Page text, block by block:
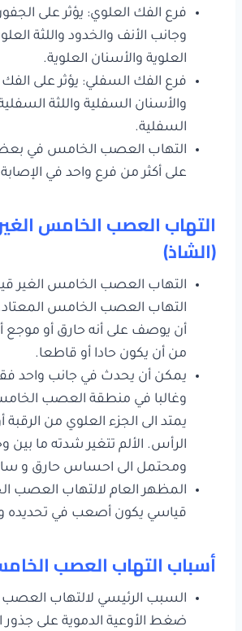
فرع الفك العلوي: يؤثر على
وجانب الأنف والخدود واللثة
العلوية والأسنان العلوية.
فرع الفك السفلي: يؤثر على
والأسنان السفلية واللثة
السفلية.
التهاب العصب الخامس في بعض
على أكثر من فرع واحد في
التهاب العصب الخامس
(الشاذ)
التهاب العصب الخامس الغير
التهاب العصب الخامس المعتاد.
أن يوصف على أنه حارق أو موجع
من أن يكون حادا أو قاطعا.
يمكن أن يحدث في جانب واحد
وغالبا في منطقة العصب
يمتد الى الجزء العلوي من الرقبة
الرأس. الألم تتغير شدته ما
ومحتمل الى احساس حارق و
المظهر العام لالتهاب العصب
قياسي يكون أصعب في
أسباب التهاب العصب
السبب الرئيسي لالتهاب
ضغط الأوعية الدموية على